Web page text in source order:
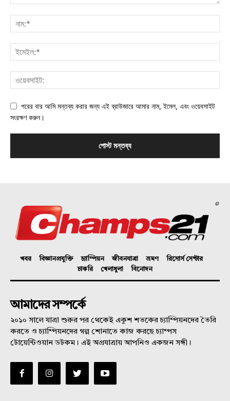
পরের বার আমি মন্তব্য করার জন্য এই ব্রাউজারে আমার নাম, ইমেল, এবং ওয়েবসাইট
সংরক্ষণ করুন।
©
খবর বিজ্ঞানপ্রযুক্তি চ্যাম্পিয়ন জীবনযাত্রা ভ্রমণ
রিসোর্স সেন্টার
চাকরি
খেলাধুলা বিনোদন
আমাদের সম্পর্কে
২০১০ সালে যাত্রা শুরুর পর থেকেই একুশ শতকের চ্যাম্পিয়নদের তৈরি
করতে ও চ্যাম্পিয়নদের গল্প শোনাতে কাজ করছে চ্যাম্পস
টোয়েন্টিওয়ান ডটকম। এই অগ্রযাত্রায় আপনিও একজন সঙ্গী।